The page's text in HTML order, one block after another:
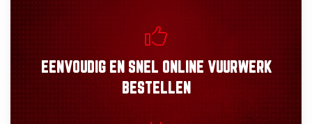
EENVOUDIGEN SNEL ONLINE VUURWERK
BESTELLEN